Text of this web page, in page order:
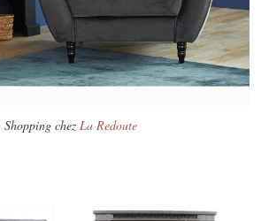
Shopping chez La Redoute